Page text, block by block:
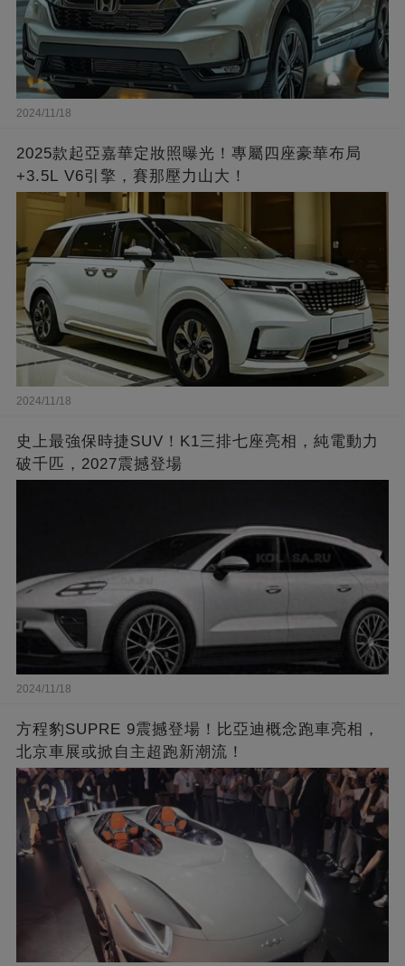
2024/11/18
2025款起亞嘉華定妝照曝光！專屬四座豪華布局
+3.5L V6引擎，賽那壓力山大！
2024/11/18
史上最強保時捷SUV！K1三排七座亮相，純電動力
破千匹，2027震撼登場
2024/11/18
方程豹SUPRE 9震撼登場！比亞迪概念跑車亮相，
北京車展或掀自主超跑新潮流！